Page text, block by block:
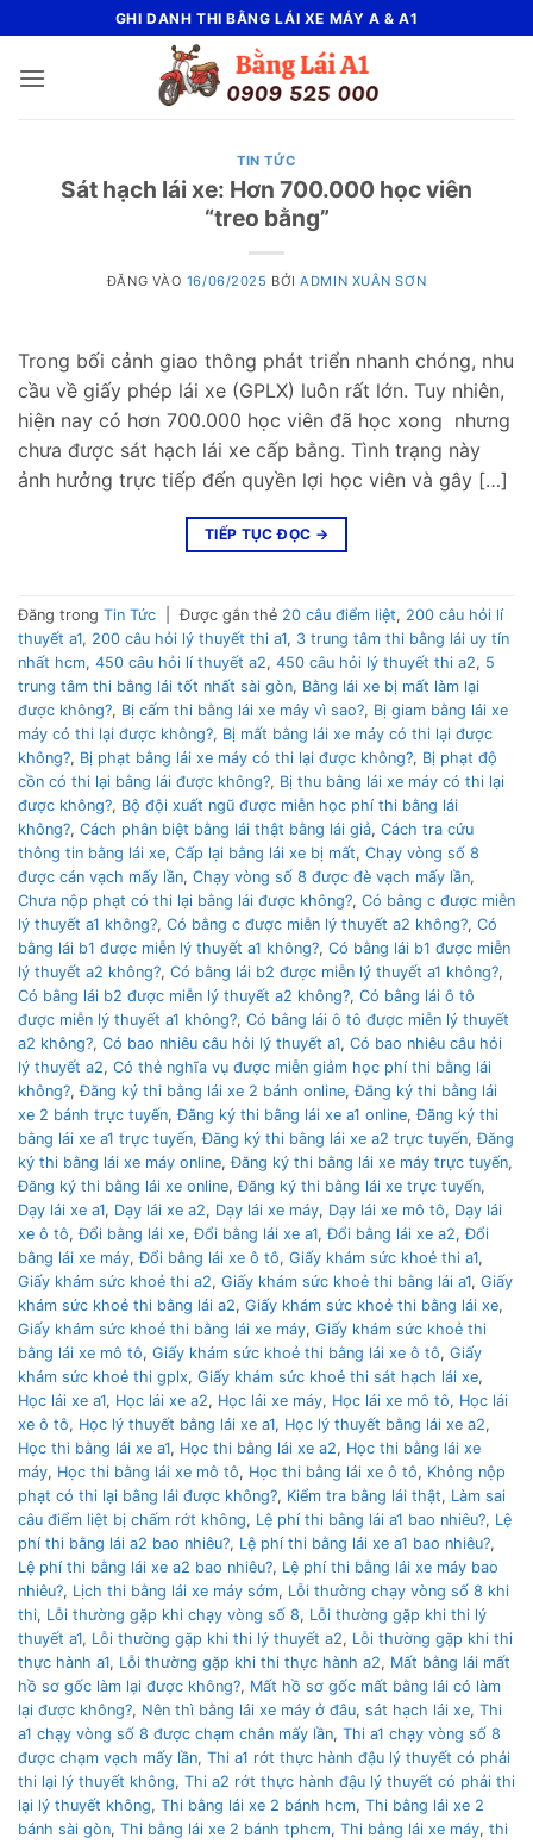
qua
nội
GHI DANH THI BẰNG LÁI XE MÁY A & A1
TIN TỨC
Sát hạch lái xe: Hơn 700.000 học viên
“treo bằng”
ĐĂNG VÀO 16/06/2025 BỞIADMIN XUÂN SƠN
Trong bối cảnh giao thông phát triển nhanh chóng, nhu
cầu về giấy phép lái xe (GPLX) luôn rất lớn. Tuy nhiên,
hiện nay có hơn 700.000 học viên đã học xong nhưng
chưa được sát hạch lái xe cấp bằng. Tình trạng này
ảnh hưởng trực tiếp đến quyền lợi học viên và gây […]
TIẾP TỤC ĐỌC →
Đăng trong Tin Tức Được gắn thẻ 20 câu điểm liệt, 200 câu hỏi lí
thuyết a1, 200 câu hỏi lý thuyết thi a1, 3 trung tâm thi bằng lái uy tín
nhất hcm, 450 câu hỏi lí thuyết a2, 450 câu hỏi lý thuyết thi a2, 5
trung tâm thi bằng lái tốt nhất sài gòn, Bằng lái xe bị mất làm lại
được không?, Bị cấm thi bằng lái xe máy vì sao?, Bị giam bằng lái xe
máy có thi lại được không?, Bị mất bằng lái xe máy có thi lại được
không?, Bị phạt bằng lái xe máy có thi lại được không?, Bị phạt độ
cồn có thi lại bằng lái được không?, Bị thu bằng lái xe máy có thi lại
được không?, Bộ đội xuất ngũ được miễn học phí thi bằng lái
không?, Cách phân biệt bằng lái thật bằng lái giả, Cách tra cứu
thông tin bằng lái xe, Cấp lại bằng lái xe bị mất, Chạy vòng số 8
được cán vạch mấy lần, Chạy vòng số 8 được đè vạch mấy lần,
Chưa nộp phạt có thi lại bằng lái được không?, Có bằng c được miễn
lý thuyết a1 không?, Có bằng c được miễn lý thuyết a2 không?, Có
bằng lái b1 được miễn lý thuyết a1 không?, Có bằng lái b1 được miễn
lý thuyết a2 không?, Có bằng lái b2 được miễn lý thuyết a1 không?,
Có bằng lái b2 được miễn lý thuyết a2 không?, Có bằng lái ô tô
được miễn lý thuyết a1 không?, Có bằng lái ô tô được miễn lý thuyết
a2 không?, Có bao nhiêu câu hỏi lý thuyết a1, Có bao nhiêu câu hỏi
lý thuyết a2, Có thẻ nghĩa vụ được miễn giảm học phí thi bằng lái
không?,Đăng ký thi bằng lái xe 2 bánh online,Đăng ký thi bằng lái
xe 2 bánh trực tuyến,Đăng ký thi bằng lái xe a1 online,Đăng ký thi
bằng lái xe a1 trực tuyến,Đăng ký thi bằng lái xe a2 trực tuyến,Đăng
ký thi bằng lái xe máy online,Đăng ký thi bằng lái xe máy trực tuyến,
Đăng ký thi bằng lái xe online,Đăng ký thi bằng lái xe trực tuyến,
Dạy lái xe a1, Dạy lái xe a2, Dạy lái xe máy, Dạy lái xe mô tô, Dạy lái
xe ô tô,Đổi bằng lái xe,Đổi bằng lái xe a1,Đổi bằng lái xe a2,Đổi
bằng lái xe máy,Đổi bằng lái xe ô tô, Giấy khám sức khoẻ thi a1,
Giấy khám sức khoẻ thi a2, Giấy khám sức khoẻ thi bằng lái a1, Giấy
khám sức khoẻ thi bằng lái a2, Giấy khám sức khoẻ thi bằng lái xe,
Giấy khám sức khoẻ thi bằng lái xe máy, Giấy khám sức khoẻ thi
bằng lái xe mô tô, Giấy khám sức khoẻ thi bằng lái xe ô tô, Giấy
khám sức khoẻ thi gplx, Giấy khám sức khoẻ thi sát hạch lái xe,
Học lái xe a1, Học lái xe a2, Học lái xe máy, Học lái xe mô tô, Học lái
xe ô tô, Học lý thuyết bằng lái xe a1, Học lý thuyết bằng lái xe a2,
Học thi bằng lái xe a1, Học thi bằng lái xe a2, Học thi bằng lái xe
máy, Học thi bằng lái xe mô tô, Học thi bằng lái xe ô tô, Không nộp
phạt có thi lại bằng lái được không?, Kiểm tra bằng lái thật, Làm sai
câu điểm liệt bị chấm rớt không, Lệ phí thi bằng lái a1 bao nhiêu?, Lệ
phí thi bằng lái a2 bao nhiêu?, Lệ phí thi bằng lái xe a1 bao nhiêu?,
Lệ phí thi bằng lái xe a2 bao nhiêu?, Lệ phí thi bằng lái xe máy bao
nhiêu?, Lịch thi bằng lái xe máy sớm, Lỗi thường chạy vòng số 8 khi
thi, Lỗi thường gặp khi chạy vòng số 8, Lỗi thường gặp khi thi lý
thuyết a1, Lỗi thường gặp khi thi lý thuyết a2, Lỗi thường gặp khi thi
thực hành a1, Lỗi thường gặp khi thi thực hành a2, Mất bằng lái mất
hồ sơ gốc làm lại được không?, Mất hồ sơ gốc mất bằng lái có làm
lại được không?, Nên thì bằng lái xe máy ở đâu, sát hạch lái xe, Thi
a1 chạy vòng số 8 được chạm chân mấy lần, Thi a1 chạy vòng số 8
được chạm vạch mấy lần, Thi a1 rớt thực hành đậu lý thuyết có phải
thi lại lý thuyết không, Thi a2 rớt thực hành đậu lý thuyết có phải thi
lại lý thuyết không, Thi bằng lái xe 2 bánh hcm, Thi bằng lái xe 2
bánh sài gòn, Thi bằng lái xe 2 bánh tphcm, Thi bằng lái xe máy, thi